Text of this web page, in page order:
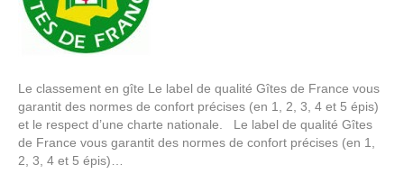
Le classement en gîte Le label de qualité Gîtes de France vous
garantit des normes de confort précises (en 1, 2, 3, 4 et 5 épis)
et le respect d’une charte nationale. Le label de qualité Gîtes
de France vous garantit des normes de confort précises (en 1,
2, 3, 4 et 5 épis)…